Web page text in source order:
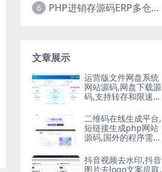
6 PHP进销存源码ERP多仓库管理系统 手机版进销存 php网络版进销存小程序
文章展示
运营版文件网盘系统
网站源码,网盘下载源
码,支持转存和限速下
二维码在线生成平台,
短链接生成php网站
源码,国外的程序需要
抖音视频去水印,抖音
图片去logo文案提取,